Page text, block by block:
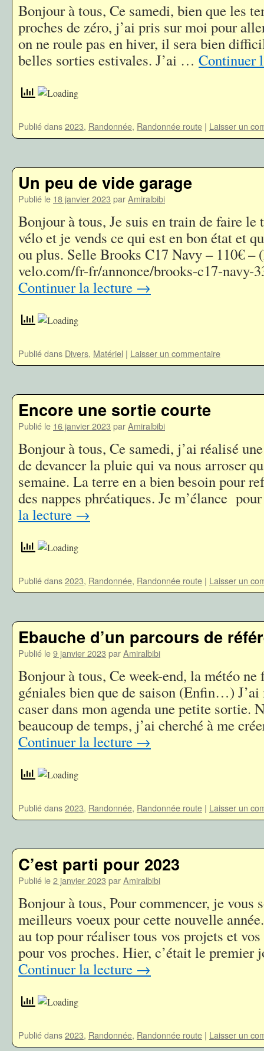
Bonjour à tous, Ce samedi, bien que les
proches de zéro, j’ai pris sur moi pour
on ne roule pas en hiver, il sera bien
belles sorties estivales. J’ai … Continuer
Publié dans2023, Randonnée, Randonnée route | Laisser un
Un peu de vide garage
Publié le 18 janvier 2023 parAmiralbibi
Bonjour à tous, Je suis en train de faire le
vélo et je vends ce qui est en bon état et
ou plus. Selle Brooks C17 Navy – 110€
velo.com/fr-fr/annonce/brooks-c17-navy-
Continuer la lecture →
Publié dans Divers, Matériel | Laisser un commentaire
Encore une sortie courte
Publié le 16 janvier 2023 parAmiralbibi
Bonjour à tous, Ce samedi, j’ai réalisé
de devancer la pluie qui va nous arroser
semaine. La terre en a bien besoin pour
des nappes phréatiques. Je m’élance
la lecture →
Publié dans2023, Randonnée, Randonnée route | Laisser un
Ebauche d’un parcours de
Publié le9 janvier 2023 parAmiralbibi
Bonjour à tous, Ce week-end, la météo ne
géniales bien que de saison (Enfin…) J’ai
caser dans mon agenda une petite sortie.
beaucoup de temps, j’ai cherché à me
Continuer la lecture →
Publié dans2023, Randonnée, Randonnée route | Laisser un
C’est parti pour 2023
Publié le2 janvier 2023 parAmiralbibi
Bonjour à tous, Pour commencer, je vous
meilleurs voeux pour cette nouvelle
au top pour réaliser tous vos projets et
pour vos proches. Hier, c’était le
Continuer la lecture →
Publié dans2023, Randonnée, Randonnée route | Laisser un